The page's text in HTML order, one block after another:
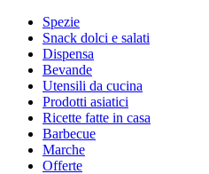
Spezie
Snack dolci e salati
Dispensa
Bevande
Utensili da cucina
Prodotti asiatici
Ricette fatte in casa
Barbecue
Marche
Offerte